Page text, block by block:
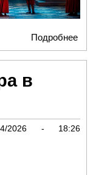
Подробнее
в
2026 - 18:26